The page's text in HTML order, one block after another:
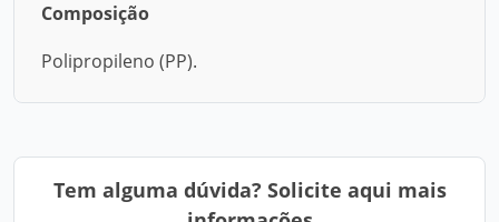
Composição
Polipropileno (PP).
Tem alguma dúvida? Solicite aqui mais